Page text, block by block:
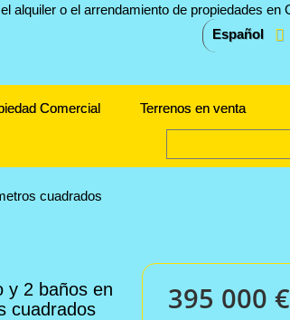
Español
Comercial
Terrenos en venta
cuadrados
y 2 baños en
cuadrados
395 000 €